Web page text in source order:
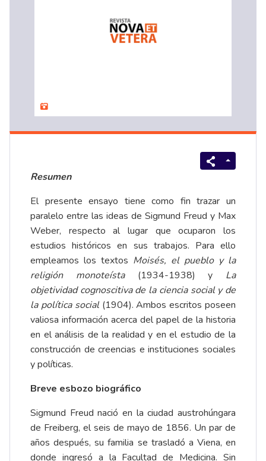
Resumen
El presente ensayo tiene como fin trazar un
paralelo entre las ideas de Sigmund Freud y Max
Weber, respecto al lugar que ocuparon los
estudios históricos en sus trabajos. Para ello
empleamos los textos Moisés, el pueblo y la
religión monoteísta(1934-1938) y La
objetividad cognoscitiva de la ciencia social y de
la política social(1904). Ambos escritos poseen
valiosa información acerca del papel de la historia
en el análisis de la realidad y en el estudio de la
construcción de creencias e instituciones sociales
y políticas.
Breve esbozo biográfico
Sigmund Freud nació en la ciudad austrohúngara
de Freiberg, el seis de mayo de 1856. Un par de
años después, su familia se trasladó a Viena, en
donde ingresó a la Facultad de Medicina. Sin